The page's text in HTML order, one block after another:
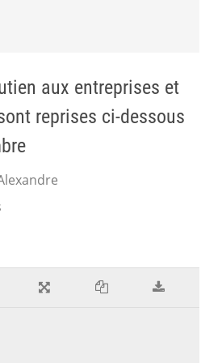
aux entreprises et
reprises ci-dessous